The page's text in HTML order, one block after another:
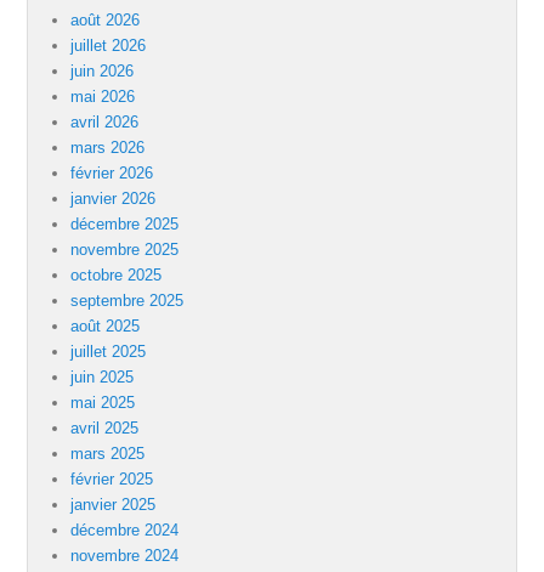
août 2026
juillet 2026
juin 2026
mai 2026
avril 2026
mars 2026
février 2026
janvier 2026
décembre 2025
novembre 2025
octobre 2025
septembre 2025
août 2025
juillet 2025
juin 2025
mai 2025
avril 2025
mars 2025
février 2025
janvier 2025
décembre 2024
novembre 2024